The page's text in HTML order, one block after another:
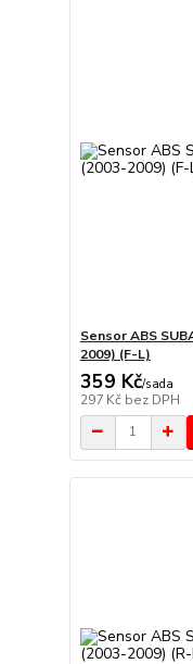
Sensor ABS
2009) (F-L)
359 Kč/sada
297 Kč bez DPH